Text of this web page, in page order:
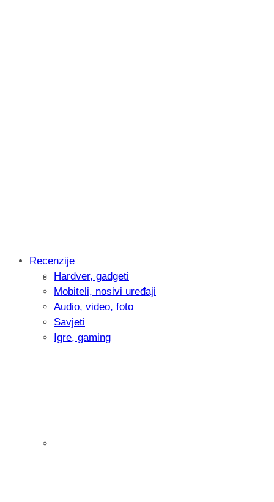
Intervju: Goran Jović, fotograf -
Recenzije
Hardver, gadgeti
Mobiteli, nosivi uređaji
Audio, video, foto
Savjeti
Igre, gaming